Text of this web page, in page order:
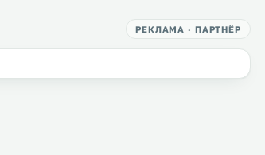
РЕКЛАМА · ПАРТНЁР